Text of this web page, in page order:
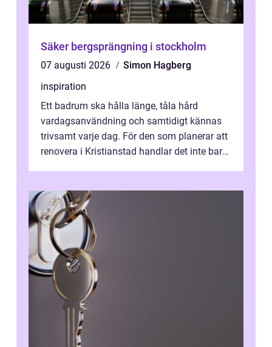
Säker bergsprängning i stockholm
07 augusti 2026
Simon Hagberg
inspiration
Ett badrum ska hålla länge, tåla hård
vardagsanvändning och samtidigt kännas
trivsamt varje dag. För den som planerar att
renovera i Kristianstad handlar det inte bara